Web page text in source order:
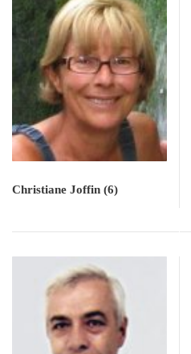
Christiane Joffin (6)